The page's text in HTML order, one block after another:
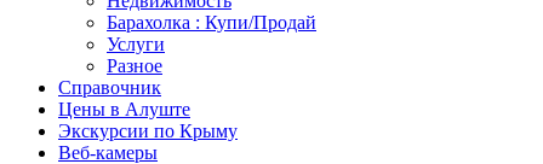
Барахолка : Купи/Продай
Услуги
Разное
Справочник
Цены в Алуште
Экскурсии по Крыму
Веб-камеры